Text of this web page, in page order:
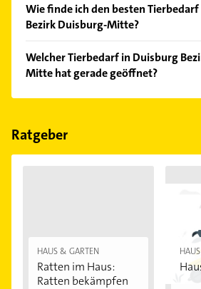
Wie finde ich den besten
Bezirk Duisburg-Mitte?
Kundenmeinungen und profitieren
Empfehlungen. Die Suchergebnisse
einfach nachBewertungensortiert
Welcher Tierbedarf in Duisburg
Mitte hat gerade geöffnet?
Im Anbieter-Bereich finden Sie alle
Feiertagen abweichen können.
Ratgeber
HAUS & GARTEN
Ratten im Haus:
Ratten bekämpfen